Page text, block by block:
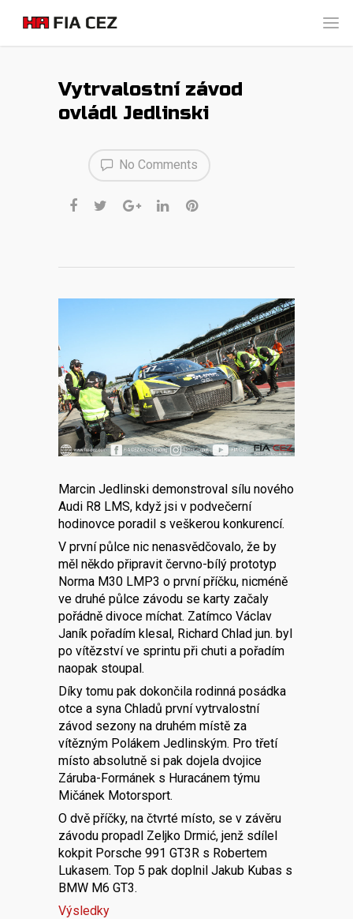
Vytrvalostní závod
ovládl Jedlinski
No Comments
Marcin Jedlinski demonstroval sílu nového
Audi R8 LMS, když jsi v podvečerní
hodinovce poradil s veškerou konkurencí.
V první půlce nic nenasvědčovalo, že by
měl někdo připravit červno-bílý prototyp
Norma M30 LMP3 o první příčku, nicméně
ve druhé půlce závodu se karty začaly
pořádně divoce míchat. Zatímco Václav
Janík pořadím klesal, Richard Chlad jun. byl
po vítězství ve sprintu při chuti a pořadím
naopak stoupal.
Díky tomu pak dokončila rodinná posádka
otce a syna Chladů první vytrvalostní
závod sezony na druhém místě za
vítězným Polákem Jedlinským. Pro třetí
místo absolutně si pak dojela dvojice
Záruba-Formánek s Huracánem týmu
Mičánek Motorsport.
O dvě příčky, na čtvrté místo, se v závěru
závodu propadl Zeljko Drmić, jenž sdílel
kokpit Porsche 991 GT3R s Robertem
Lukasem. Top 5 pak doplnil Jakub Kubas s
BMW M6 GT3.
Výsledky